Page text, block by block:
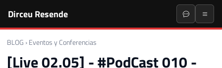
Dirceu Resende
BLOG › Eventos y Conferencias
[Live 02.05] - #PodCast 010 -